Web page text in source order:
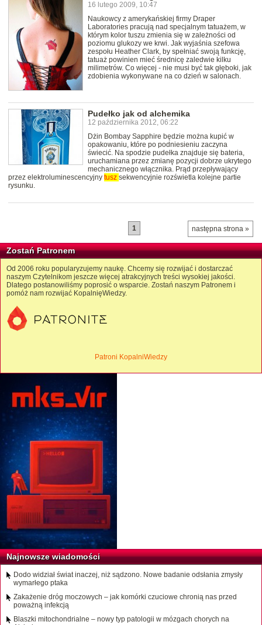
16 lutego 2009, 10:47
Naukowcy z amerykańskiej firmy Draper
Laboratories pracują nad specjalnym tatuażem, w
którym kolor tuszu zmienia się w zależności od
poziomu glukozy we krwi. Jak wyjaśnia szefowa
zespołu Heather Clark, by spełniać swoją funkcję,
tatuaż powinien mieć średnicę zaledwie kilku
milimetrów. Co więcej - nie musi być tak głęboki, jak
zdobienia wykonywane na co dzień w salonach.
Pudełko jak od alchemika
12 października 2012, 06:22
Dżin Bombay Sapphire będzie można kupić w
opakowaniu, które po podniesieniu zaczyna
świecić. Na spodzie pudełka znajduje się bateria,
uruchamiana przez zmianę pozycji dobrze ukrytego
mechanicznego włącznika. Prąd przepływający
przez elektroluminescencyjny tusz sekwencyjnie rozświetla kolejne partie
rysunku.
następna strona »
1
Zostań Patronem
Od 2006 roku popularyzujemy naukę. Chcemy się rozwijać i dostarczać
naszym Czytelnikom jeszcze więcej atrakcyjnych treści wysokiej jakości.
Dlatego postanowiliśmy poprosić o wsparcie. Zostań naszym Patronem i
pomóż nam rozwijać KopalnięWiedzy.
Patroni KopalniWiedzy
Najnowsze wiadomości
Dodo widział świat inaczej, niż sądzono. Nowe badanie odsłania zmysły
wymarłego ptaka
Zakażenie dróg moczowych – jak komórki czuciowe chronią nas przed
poważną infekcją
Blaszki mitochondrialne – nowy typ patologii w mózgach chorych na